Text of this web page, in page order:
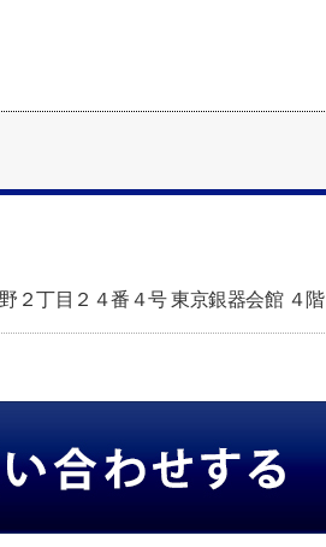
２丁目２４番４号 東京銀器会館 ４階